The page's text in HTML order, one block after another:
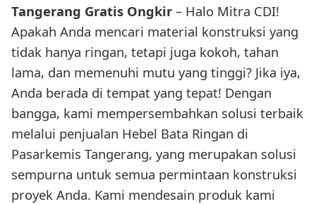
Tangerang Gratis Ongkir – Halo Mitra CDI!
Apakah Anda mencari material konstruksi yang
tidak hanya ringan, tetapi juga kokoh, tahan
lama, dan memenuhi mutu yang tinggi? Jika iya,
Anda berada di tempat yang tepat! Dengan
bangga, kami mempersembahkan solusi terbaik
melalui penjualan Hebel Bata Ringan di
Pasarkemis Tangerang, yang merupakan solusi
sempurna untuk semua permintaan konstruksi
proyek Anda. Kami mendesain produk kami